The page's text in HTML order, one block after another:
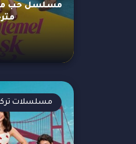
مسلسلات